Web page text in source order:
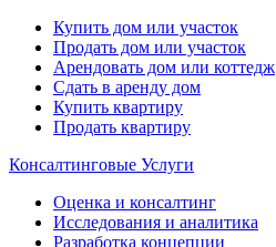
Купить дом или участок
Продать дом или участок
Арендовать дом или коттедж
Сдать в аренду дом
Купить квартиру
Продать квартиру
Консалтинговые Услуги
Оценка и консалтинг
Исследования и аналитика
Разработка концепции